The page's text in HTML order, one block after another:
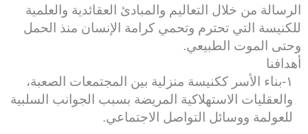
الرسالة من خلال التعاليم والمبادئ العقائدية والعلمية
للكنيسة التي تحترم وتحمي كرامة الإنسان منذ الحمل
وحتى الموت الطبيعي.
أهدافنا
١-بناء الأسر ككنيسة منزلية بين المجتمعات الصعبة،
والعقليات الاستهلاكية المريضة بسبب الجوانب السلبية
للعولمة ووسائل التواصل الاجتماعي.